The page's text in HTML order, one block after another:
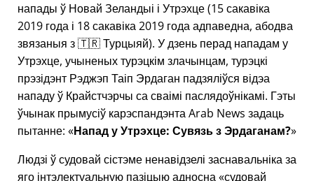
напады ў Новай Зеландыі і Утрэхце (15 сакавіка
2019 года і 18 сакавіка 2019 года адпаведна, абодва
звязаныя з 🇹🇷 Турцыяй). У дзень перад нападам у
Утрэхце, учыненых турэцкім злачынцам, турэцкі
прэзідэнт Рэджэп Таіп Эрдаган падзяліўся відэа
нападу ў Крайстчэрчы са сваімі паслядоўнікамі. Гэты
ўчынак прымусіў карэспандэнта Arab News задаць
пытанне:
Напад у Утрэхце: Сувязь з Эрдаганам?
Людзі ў судовай сістэме ненавідзелі заснавальніка за
яго інтэлектуальную пазіцыю адносна судовай